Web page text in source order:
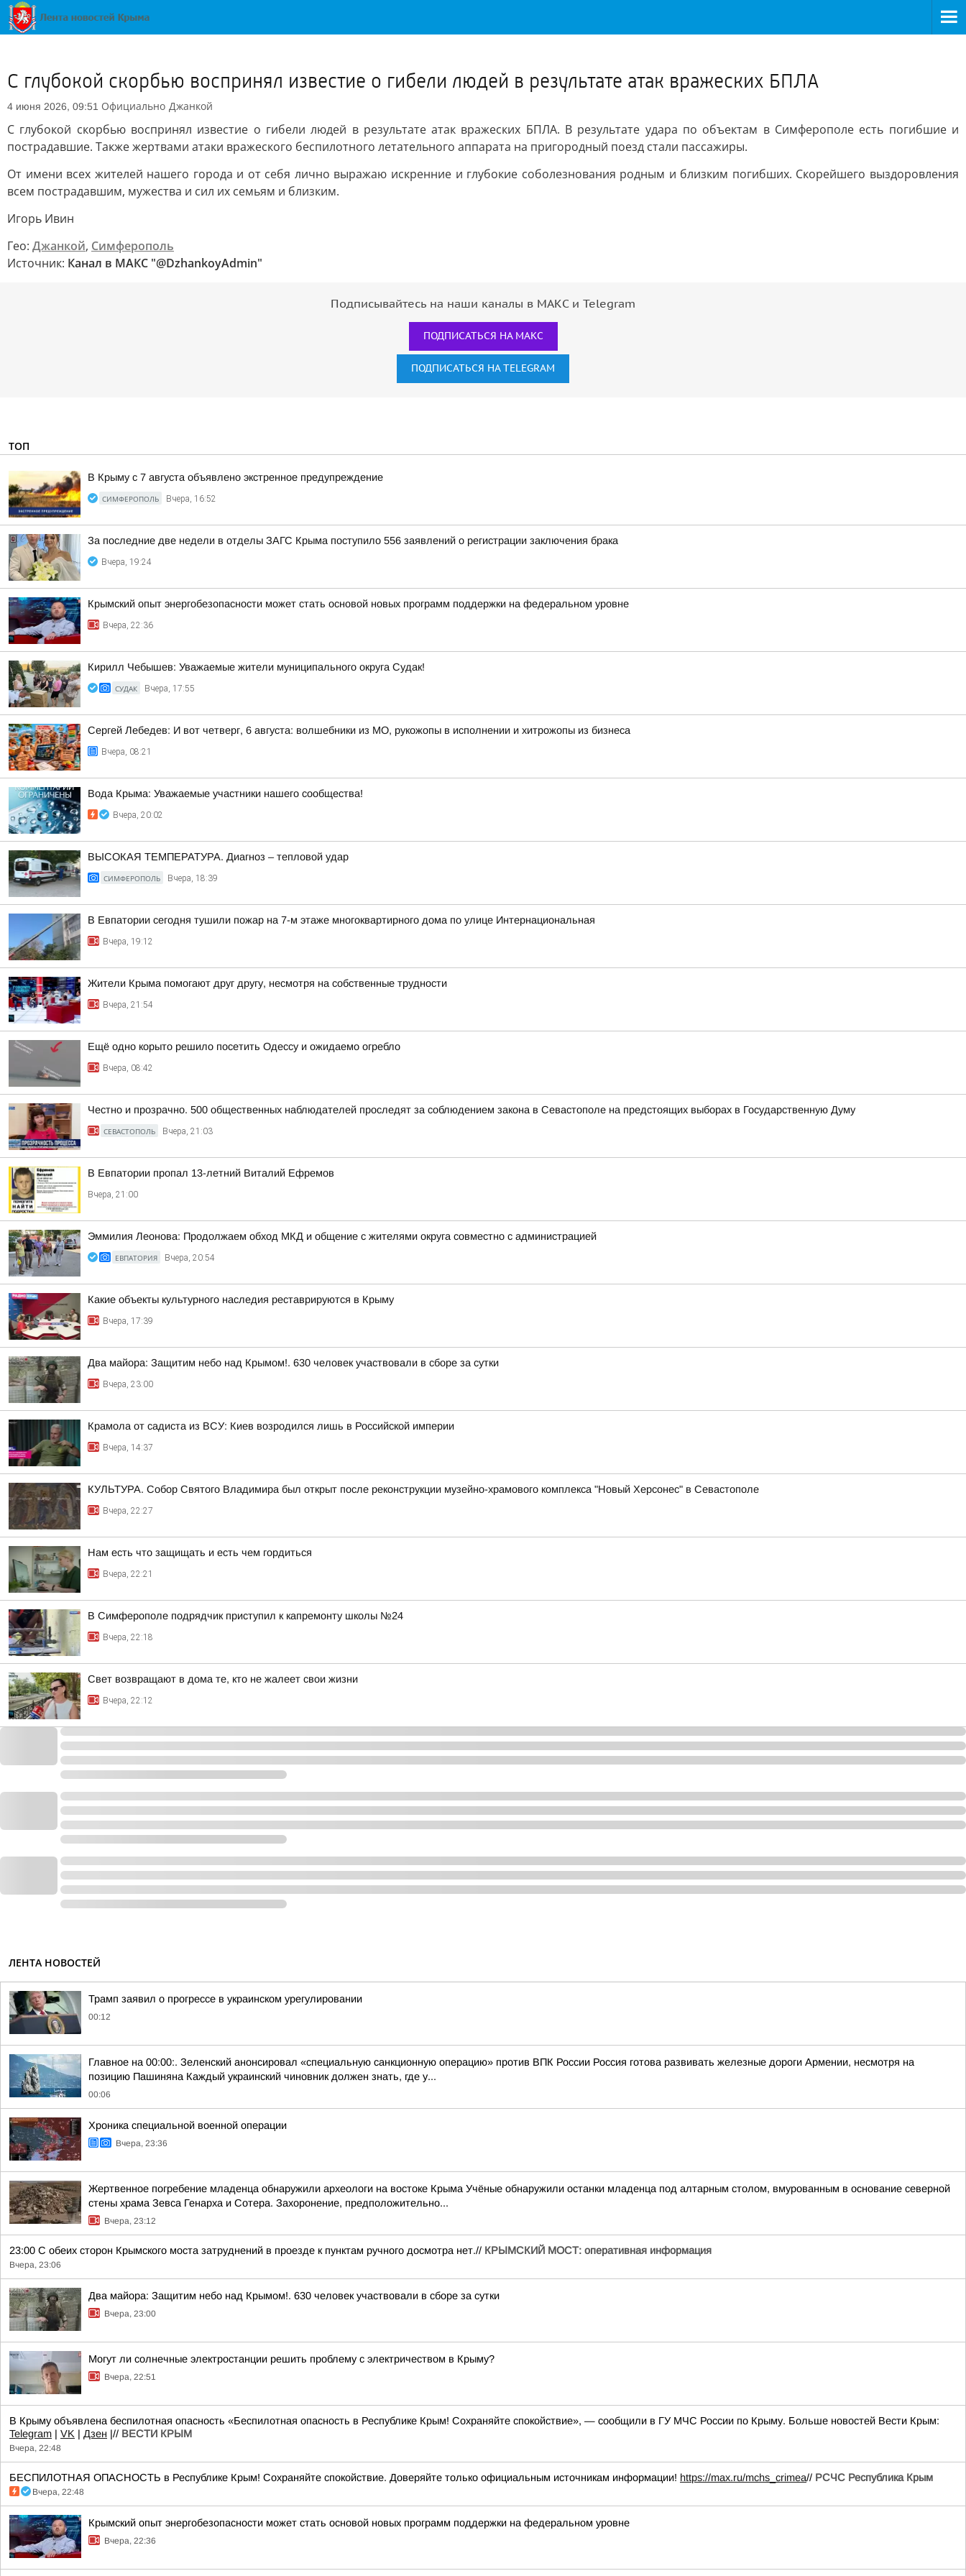
С глубокой скорбью воспринял известие о гибели людей в результате атак вражеских БПЛА
4 июня 2026, 09:51 Официально Джанкой
С глубокой скорбью воспринял известие о гибели людей в результате атак вражеских БПЛА. В результате удара по объектам в Симферополе есть погибшие и
пострадавшие. Также жертвами атаки вражеского беспилотного летательного аппарата на пригородный поезд стали пассажиры.
От имени всех жителей нашего города и от себя лично выражаю искренние и глубокие соболезнования родным и близким погибших. Скорейшего выздоровления
всем пострадавшим, мужества и сил их семьям и близким.
Игорь Ивин
Гео: Джанкой, Симферополь
Источник: Канал в МАКС "@DzhankoyAdmin"
Подписывайтесь на наши каналы в МАКС и Telegram
ПОДПИСАТЬСЯ НА МАКС
ПОДПИСАТЬСЯ НА TELEGRAM
ТОП
В Крыму с 7 августа объявлено экстренное предупреждение
СИМФЕРОПОЛЬ Вчера, 16:52
За последние две недели в отделы ЗАГС Крыма поступило 556 заявлений о регистрации заключения брака
Вчера, 19:24
Крымский опыт энергобезопасности может стать основой новых программ поддержки на федеральном уровне
Вчера, 22:36
Кирилл Чебышев: Уважаемые жители муниципального округа Судак!
СУДАК Вчера, 17:55
Сергей Лебедев: И вот четверг, 6 августа: волшебники из МО, рукожопы в исполнении и хитрожопы из бизнеса
Вчера, 08:21
Вода Крыма: Уважаемые участники нашего сообщества!
Вчера, 20:02
ВЫСОКАЯ ТЕМПЕРАТУРА. Диагноз – тепловой удар
СИМФЕРОПОЛЬ Вчера, 18:39
В Евпатории сегодня тушили пожар на 7-м этаже многоквартирного дома по улице Интернациональная
Вчера, 19:12
Жители Крыма помогают друг другу, несмотря на собственные трудности
Вчера, 21:54
Ещё одно корыто решило посетить Одессу и ожидаемо огребло
Вчера, 08:42
Честно и прозрачно. 500 общественных наблюдателей проследят за соблюдением закона в Севастополе на предстоящих выборах в Государственную Думу
СЕВАСТОПОЛЬ Вчера, 21:03
В Евпатории пропал 13-летний Виталий Ефремов
Вчера, 21:00
Эммилия Леонова: Продолжаем обход МКД и общение с жителями округа совместно с администрацией
ЕВПАТОРИЯ Вчера, 20:54
Какие объекты культурного наследия реставрируются в Крыму
Вчера, 17:39
Два майора: Защитим небо над Крымом!. 630 человек участвовали в сборе за сутки
Вчера, 23:00
Крамола от садиста из ВСУ: Киев возродился лишь в Российской империи
Вчера, 14:37
КУЛЬТУРА. Собор Святого Владимира был открыт после реконструкции музейно-храмового комплекса "Новый Херсонес" в Севастополе
Вчера, 22:27
Нам есть что защищать и есть чем гордиться
Вчера, 22:21
В Симферополе подрядчик приступил к капремонту школы №24
Вчера, 22:18
Свет возвращают в дома те, кто не жалеет свои жизни
Вчера, 22:12
ЛЕНТА НОВОСТЕЙ
Трамп заявил о прогрессе в украинском урегулировании
00:12
Главное на 00:00:. Зеленский анонсировал «специальную санкционную операцию» против ВПК России Россия готова развивать железные дороги Армении, несмотря на
позицию Пашиняна Каждый украинский чиновник должен знать, где у...
00:06
Хроника специальной военной операции
Вчера, 23:36
Жертвенное погребение младенца обнаружили археологи на востоке Крыма Учёные обнаружили останки младенца под алтарным столом, вмурованным в основание северной
стены храма Зевса Генарха и Сотера. Захоронение, предположительно...
Вчера, 23:12
23:00 С обеих сторон Крымского моста затруднений в проезде к пунктам ручного досмотра нет.// КРЫМСКИЙ МОСТ: оперативная информация
Вчера, 23:06
Два майора: Защитим небо над Крымом!. 630 человек участвовали в сборе за сутки
Вчера, 23:00
Могут ли солнечные электростанции решить проблему с электричеством в Крыму?
Вчера, 22:51
В Крыму объявлена беспилотная опасность «Беспилотная опасность в Республике Крым! Сохраняйте спокойствие», — сообщили в ГУ МЧС России по Крыму. Больше новостей Вести Крым:
Telegram | VK | Дзен |// ВЕСТИ КРЫМ
Вчера, 22:48
БЕСПИЛОТНАЯ ОПАСНОСТЬ в Республике Крым! Сохраняйте спокойствие. Доверяйте только официальным источникам информации! https://max.ru/mchs_crimea// РСЧС Республика Крым
Вчера, 22:48
Крымский опыт энергобезопасности может стать основой новых программ поддержки на федеральном уровне
Вчера, 22:36